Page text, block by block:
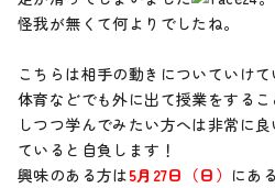
怪我が無くて何よりでしたね。
こちらは相手の動きについていけ
体育などでも外に出て授業をする
しつつ学んでみたい方へは非常に
ていると自負します！
興味のある方は5月27日（日） にあ